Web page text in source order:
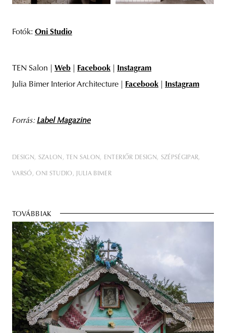
Fotók: Oni Studio
TEN Salon | Web Facebook
Instagram
Julia Bimer Interior Architecture | Facebook Instagram
Forrás:Label Magazine
DESIGN SZALON TEN SALON ENTERIŐR DESIGN SZÉPSÉGIPAR
VARSÓ ONI STUDIO JULIA BIMER
TOVÁBBIAK